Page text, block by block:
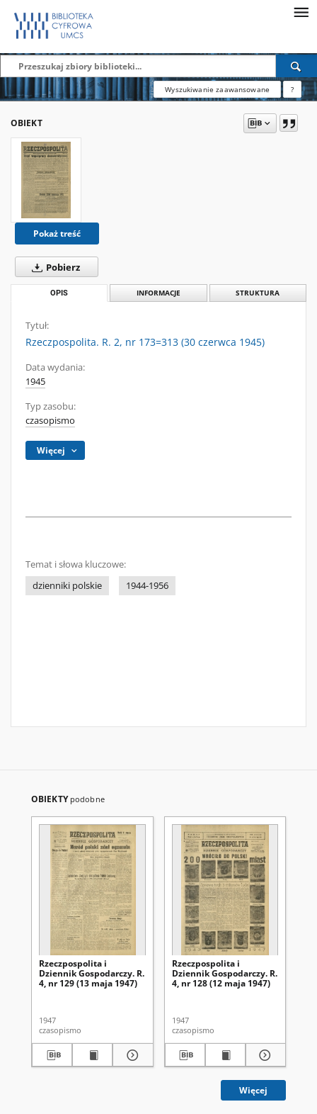
Wyszukiwanie zaawansowane ?
OBIEKT
Pokaż treść
Pobierz
OPIS INFORMACJE STRUKTURA
Tytuł:
Rzeczpospolita. R. 2, nr 173=313 (30 czerwca 1945)
Data wydania:
1945
Typ zasobu:
czasopismo
Więcej
Temat i słowa kluczowe:
dzienniki polskie
1944-1956
OBIEKTY podobne
Rzeczpospolita i
Dziennik Gospodarczy. R.
4, nr 129 (13 maja 1947)
1947
czasopismo
Rzeczpospolita i
Dziennik Gospodarczy. R.
4, nr 128 (12 maja 1947)
1947
czasopismo
Więcej